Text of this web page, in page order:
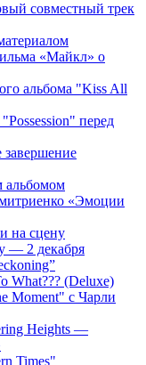
совместный трек
«Майкл» о
альбома "Kiss All
перед
завершение
альбомом
«Эмоции
на сцену
— 2 декабря
What??? (Deluxe)
Moment" с Чарли
Heights —
Times"